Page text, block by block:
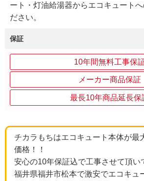
ート・灯油給湯器からエコキュートへ
ださい。
保証
10年間無料工事保
メーカー商品保証
最長10年商品延長保
チカラもちはエコキュート本体が最
価格！！
安心の10年保証込で工事させて頂い
福井県福井市松本で激安でエコキュ